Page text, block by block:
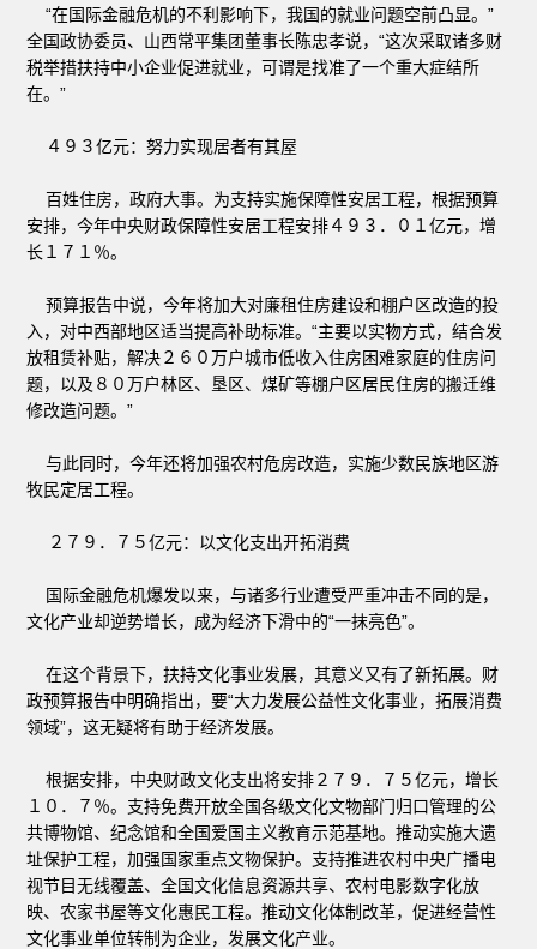
“在国际金融危机的不利影响下，我国的就业问题空前凸显。”
全国政协委员、山西常平集团董事长陈忠孝说，“这次采取诸多财
税举措扶持中小企业促进就业，可谓是找准了一个重大症结所
在。”
４９３亿元：努力实现居者有其屋
百姓住房，政府大事。为支持实施保障性安居工程，根据预算
安排，今年中央财政保障性安居工程安排４９３．０１亿元，增
长１７１％。
预算报告中说，今年将加大对廉租住房建设和棚户区改造的投
入，对中西部地区适当提高补助标准。“主要以实物方式，结合发
放租赁补贴，解决２６０万户城市低收入住房困难家庭的住房问
题，以及８０万户林区、垦区、煤矿等棚户区居民住房的搬迁维
修改造问题。”
与此同时，今年还将加强农村危房改造，实施少数民族地区游
牧民定居工程。
２７９．７５亿元：以文化支出开拓消费
国际金融危机爆发以来，与诸多行业遭受严重冲击不同的是，
文化产业却逆势增长，成为经济下滑中的“一抹亮色”。
在这个背景下，扶持文化事业发展，其意义又有了新拓展。财
政预算报告中明确指出，要“大力发展公益性文化事业，拓展消费
领域”，这无疑将有助于经济发展。
根据安排，中央财政文化支出将安排２７９．７５亿元，增长
１０．７％。支持免费开放全国各级文化文物部门归口管理的公
共博物馆、纪念馆和全国爱国主义教育示范基地。推动实施大遗
址保护工程，加强国家重点文物保护。支持推进农村中央广播电
视节目无线覆盖、全国文化信息资源共享、农村电影数字化放
映、农家书屋等文化惠民工程。推动文化体制改革，促进经营性
文化事业单位转制为企业，发展文化产业。